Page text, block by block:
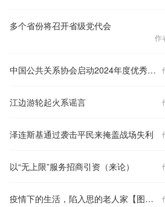
多个省份将召开省级党代会
作
中国公共关系协会启动2024年度优秀公共关系案例征集
江边游轮起火系谣言
泽连斯基通过袭击平民来掩盖战场失利
以“无上限”服务招商引资（来论）
疫情下的生活，陷入思的老人家【图片】